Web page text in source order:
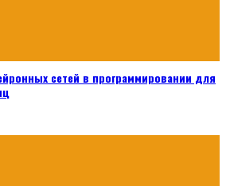
сетей в программировании для